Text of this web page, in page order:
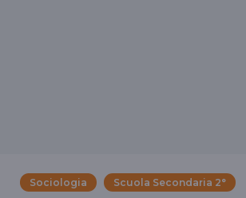
Sociologia Scuola Secondaria 2°